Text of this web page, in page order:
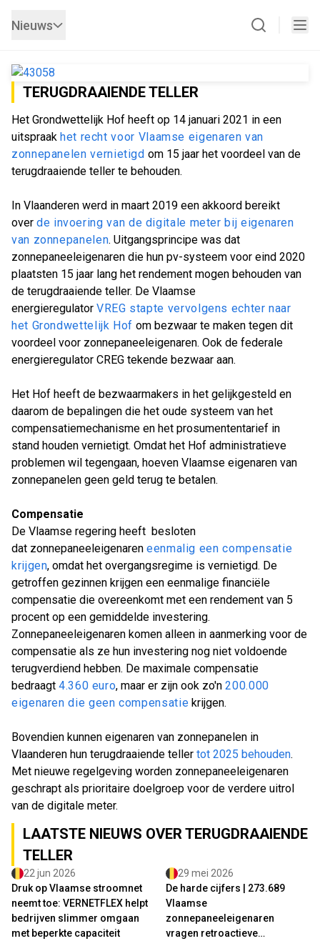
Nieuws
TERUGDRAAIENDE TELLER
Het Grondwettelijk Hof heeft op 14 januari 2021 in een
uitspraak het recht voor Vlaamse eigenaren van
zonnepanelen vernietigd om 15 jaar het voordeel van de
terugdraaiende teller te behouden. ​
In Vlaanderen werd in maart 2019 een akkoord bereikt
over de invoering van de digitale meter bij eigenaren
van zonnepanelen. Uitgangsprincipe was dat
zonnepaneeleigenaren die hun pv-systeem voor eind 2020
plaatsten 15 jaar lang het rendement mogen behouden van
de terugdraaiende teller. De Vlaamse
energieregulator VREG stapte vervolgens echter naar
het Grondwettelijk Hof om bezwaar te maken tegen dit
voordeel voor zonnepaneeleigenaren. Ook de federale
energieregulator CREG tekende bezwaar aan.
Het Hof heeft de bezwaarmakers in het gelijkgesteld en
daarom de bepalingen die het oude systeem van het
compensatiemechanisme en het prosumententarief in
stand houden vernietigt. Omdat het Hof administratieve
problemen wil tegengaan, hoeven Vlaamse eigenaren van
zonnepanelen geen geld terug te betalen.
Compensatie
De Vlaamse regering heeft besloten
dat zonnepaneeleigenaren eenmalig een compensatie
krijgen, omdat het overgangsregime is vernietigd. De
getroffen gezinnen krijgen een eenmalige financiële
compensatie die overeenkomt met een rendement van 5
procent op een gemiddelde investering.
Zonnepaneeleigenaren komen alleen in aanmerking voor de
compensatie als ze hun investering nog niet voldoende
terugverdiend hebben. De maximale compensatie
bedraagt 4.360 euro, maar er zijn ook zo'n200.000
eigenaren die geen compensatie krijgen.
Bovendien kunnen eigenaren van zonnepanelen in
Vlaanderen hun terugdraaiende teller tot 2025 behouden.
Met nieuwe regelgeving worden zonnepaneeleigenaren
geschrapt als prioritaire doelgroep voor de verdere uitrol
van de digitale meter.
LAATSTE NIEUWS OVER TERUGDRAAIENDE
TELLER
22 jun 2026
Druk op Vlaamse stroomnet
neemt toe: VERNETFLEX helpt
bedrijven slimmer omgaan
met beperkte capaciteit
29 mei 2026
De harde cijfers | 273.689
Vlaamse
zonnepaneeleigenaren
vragen retroactieve